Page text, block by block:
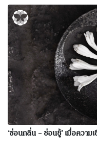
‘ซ่อนกลิ่น – ซ่อนชู้’ เมื่อควา